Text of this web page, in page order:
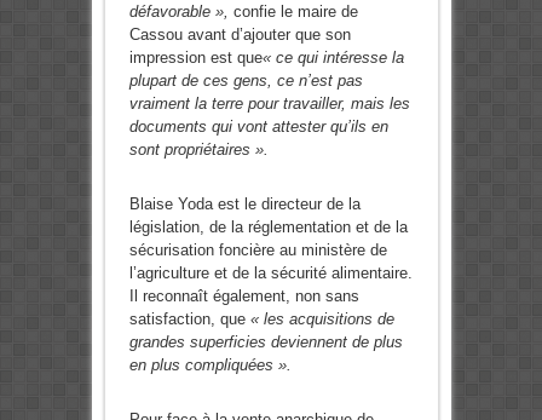
défavorable », confie le maire de
Cassou avant d’ajouter que son
impression est que« ce qui intéresse la
plupart de ces gens, ce n’est pas
vraiment la terre pour travailler, mais les
documents qui vont attester qu’ils en
sont propriétaires ».
Blaise Yoda est le directeur de la
législation, de la réglementation et de la
sécurisation foncière au ministère de
l’agriculture et de la sécurité alimentaire.
Il reconnaît également, non sans
satisfaction, que « les acquisitions de
grandes superficies deviennent de plus
en plus compliquées ».